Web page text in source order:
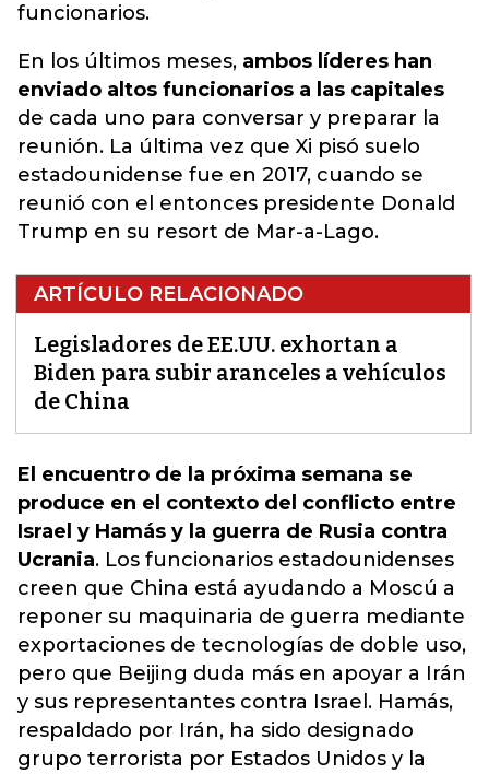
funcionarios.
En los últimos meses, ambos líderes han
enviado altos funcionarios a las capitales
de cada uno para conversar y preparar la
reunión. La última vez que Xi pisó suelo
estadounidense fue en 2017, cuando se
reunió con el entonces presidente Donald
Trump en su resort de Mar-a-Lago.
ARTÍCULO RELACIONADO
Legisladores de EE.UU. exhortan a
Biden para subir aranceles a vehículos
de China
El encuentro de la próxima semana se
produce en el contexto del conflicto entre
Israel y Hamás y la guerra de Rusia contra
Ucrania. Los funcionarios estadounidenses
creen que China está ayudando a Moscú a
reponer su maquinaria de guerra mediante
exportaciones de tecnologías de doble uso,
pero que Beijing duda más en apoyar a Irán
y sus representantes contra Israel. Hamás,
respaldado por Irán, ha sido designado
grupo terrorista por Estados Unidos y la